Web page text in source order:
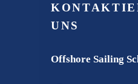
UNS
Offshore Sailing